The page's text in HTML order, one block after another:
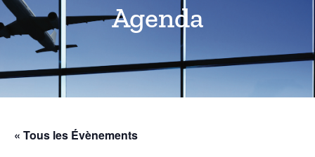
Agenda
« Tous les Évènements